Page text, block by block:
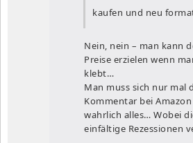
kaufen und neu
Nein, nein – man kann
Preise erzielen wenn
klebt…
Man muss sich nur mal
Kommentar bei
wahrlich alles… Wobei
einfältige Rezessionen